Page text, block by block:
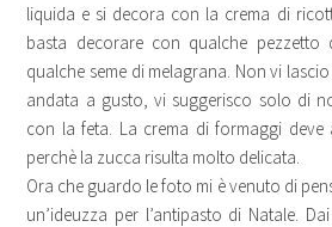
liquida e si decora con la crema di
basta decorare con qualche
qualche seme di melagrana. Non vi
andata a gusto, vi suggerisco solo di
con la feta. La crema di formaggi deve
perchè la zucca risulta molto delicata.
Ora che guardo le foto mi è venuto di
un’ideuzza per l’antipasto di Natale.